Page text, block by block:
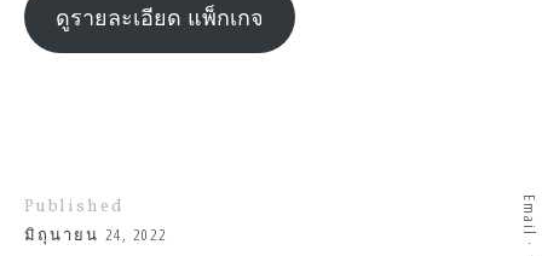
ดูรายละเอียด แพ็กเกจ
Email
Published
มิถุนายน 24, 2022